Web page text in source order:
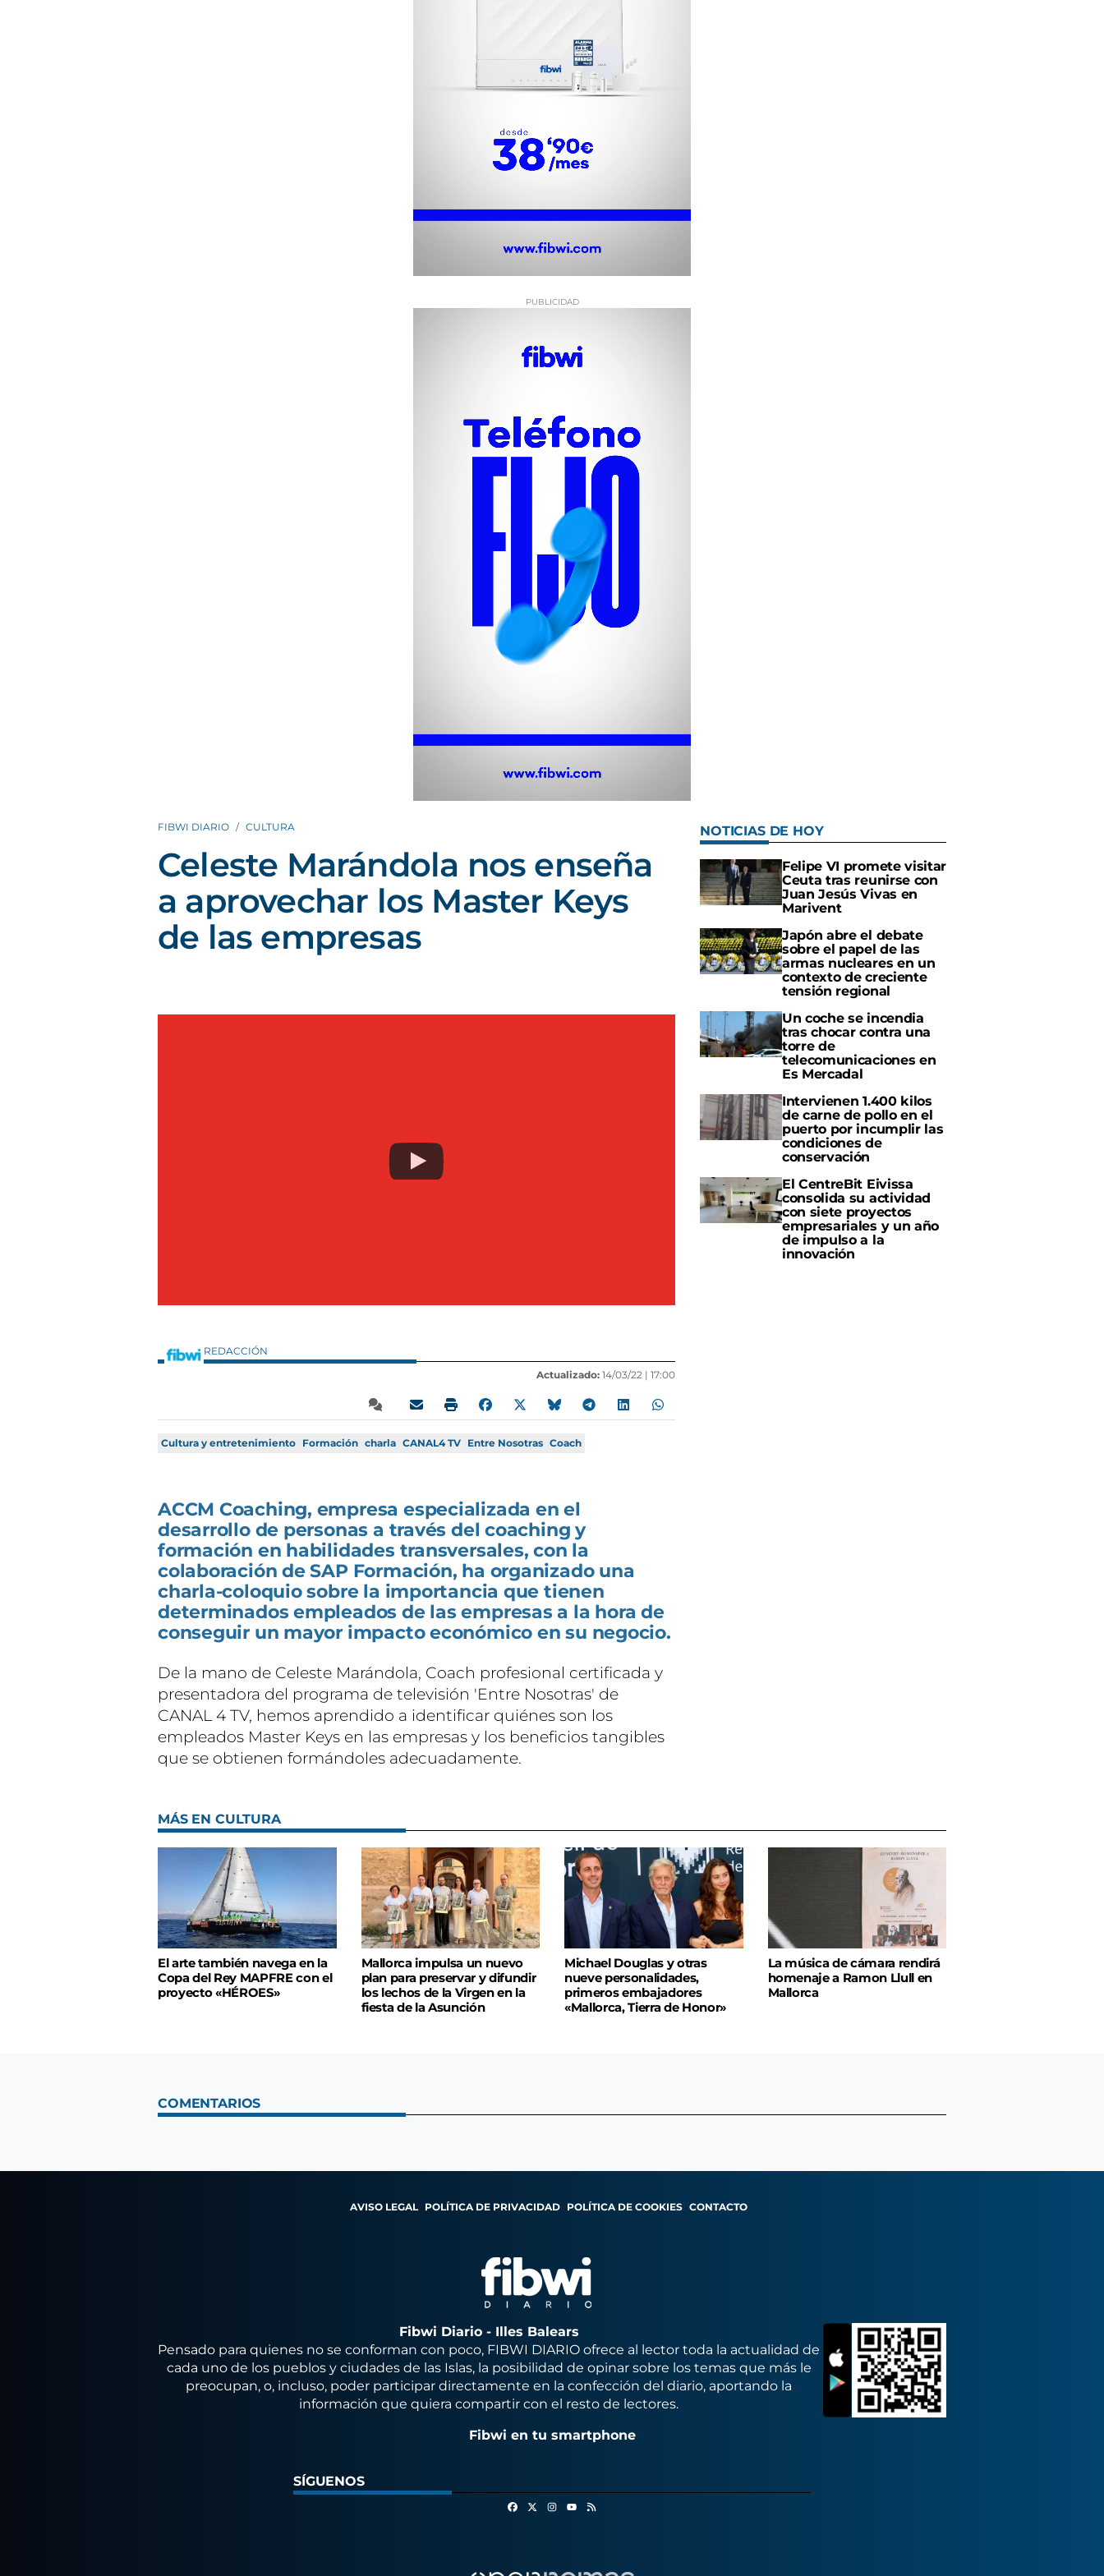
FIBWI DIARIO CULTURA
Celeste Marándola nos enseña
a aprovechar los Master Keys
de las empresas
REDACCIÓN
Actualizado: 14/03/22 | 17:00
Cultura y entretenimiento Formación charla CANAL4 TV Entre Nosotras Coach
ACCM Coaching, empresa especializada en el
desarrollo de personas a través del coaching y
formación en habilidades transversales, con la
colaboración de SAP Formación, ha organizado una
charla-coloquio sobre la importancia que tienen
determinados empleados de las empresas a la hora de
conseguir un mayor impacto económico en su negocio.
De la mano de Celeste Marándola, Coach profesional certificada y
presentadora del programa de televisión 'Entre Nosotras' de
CANAL 4 TV, hemos aprendido a identificar quiénes son los
empleados Master Keys en las empresas y los beneficios tangibles
que se obtienen formándoles adecuadamente.
NOTICIAS DE HOY
Felipe VI promete visitar
Ceuta tras reunirse con
Juan Jesús Vivas en
Marivent
Japón abre el debate
sobre el papel de las
armas nucleares en un
contexto de creciente
tensión regional
Un coche se incendia
tras chocar contra una
torre de
telecomunicaciones en
Es Mercadal
Intervienen 1.400 kilos
de carne de pollo en el
puerto por incumplir las
condiciones de
conservación
El CentreBit Eivissa
consolida su actividad
con siete proyectos
empresariales y un año
de impulso a la
innovación
MÁS EN CULTURA
El arte también navega en la
Copa del Rey MAPFRE con el
proyecto «HÉROES»
Mallorca impulsa un nuevo
plan para preservar y difundir
los lechos de la Virgen en la
fiesta de la Asunción
Michael Douglas y otras
nueve personalidades,
primeros embajadores
«Mallorca, Tierra de Honor»
La música de cámara rendirá
homenaje a Ramon Llull en
Mallorca
COMENTARIOS
AVISO LEGAL POLÍTICA DE PRIVACIDAD POLÍTICA DE COOKIES CONTACTO
Fibwi Diario - Illes Balears
Pensado para quienes no se conforman con poco, FIBWI DIARIO ofrece al lector toda la actualidad de
cada uno de los pueblos y ciudades de las Islas, la posibilidad de opinar sobre los temas que más le
preocupan, o, incluso, poder participar directamente en la confección del diario, aportando la
información que quiera compartir con el resto de lectores.
Fibwi en tu smartphone
SÍGUENOS
FacebookInstagram